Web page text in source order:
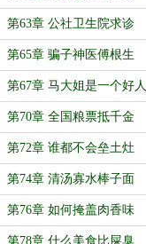
第63章 公社卫生院求诊
第65章 骗子神医傅根生
第67章 马大姐是一个好人
第70章 全国粮票抵千金
第72章 谁都不会垒土灶
第74章 清汤寡水棒子面
第76章 如何掩盖肉香味
第78章 什么美食比屎臭